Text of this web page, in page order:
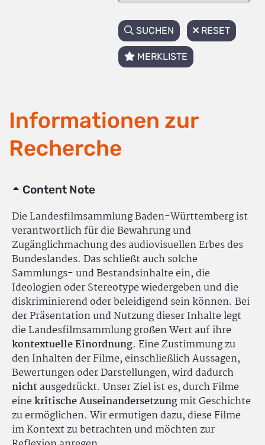
SUCHEN RESET
MERKLISTE
Informationen zur
Recherche
Content Note
Die Landesfilmsammlung Baden-Württemberg ist
verantwortlich für die Bewahrung und
Zugänglichmachung des audiovisuellen Erbes des
Bundeslandes. Das schließt auch solche
Sammlungs- und Bestandsinhalte ein, die
Ideologien oder Stereotype wiedergeben und die
diskriminierend oder beleidigend sein können. Bei
der Präsentation und Nutzung dieser Inhalte legt
die Landesfilmsammlung großen Wert auf ihre
kontextuelle Einordnung. Eine Zustimmung zu
den Inhalten der Filme, einschließlich Aussagen,
Bewertungen oder Darstellungen, wird dadurch
nichtausgedrückt. Unser Ziel ist es, durch Filme
einekritische Auseinandersetzungmit Geschichte
zu ermöglichen. Wir ermutigen dazu, diese Filme
im Kontext zu betrachten und möchten zur